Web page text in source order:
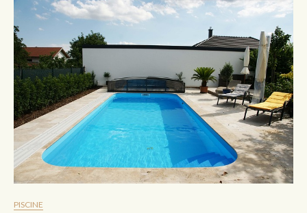
PISCINE